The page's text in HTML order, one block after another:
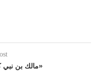
مالك بن نبي كتاب «الظاهرة القرآنية»